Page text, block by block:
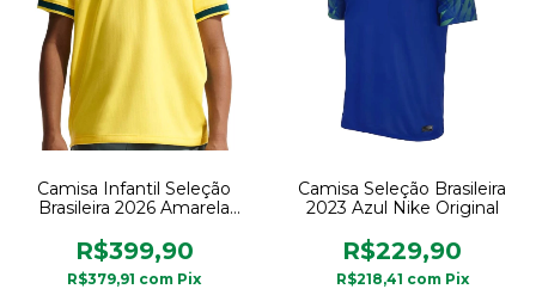
Camisa Infantil Seleção
Brasileira 2026 Amarela
R$399,90
R$379,91 com Pix
Camisa Seleção Brasileira
2023 Azul Nike Original
R$229,90
R$218,41 com Pix